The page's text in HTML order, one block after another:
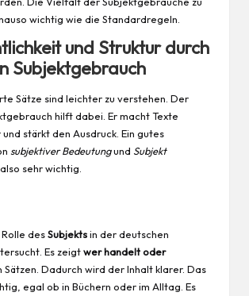
wichtig wie die Standardregeln.
und Struktur durch
Subjektgebrauch
Sätze sind leichter zu verstehen. Der
hilft dabei. Er macht Texte
stärkt den Ausdruck. Ein gutes
subjektiver Bedeutungund Subjekt
sehr wichtig.
desSubjektsin der deutschen
Es zeigtwer handelt oder
Sätzen. Dadurch wird der Inhalt klarer. Das
egal ob in Büchern oder im Alltag. Es